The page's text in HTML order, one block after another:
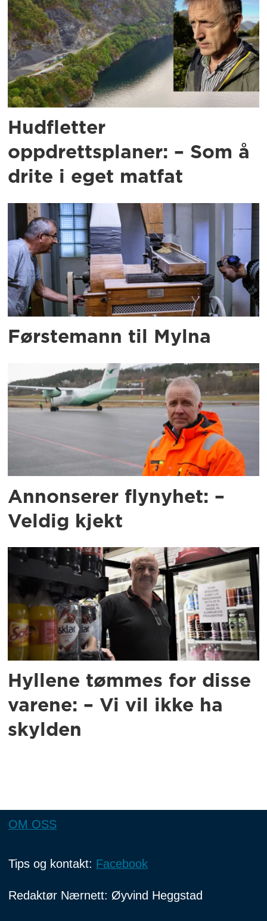
Hudfletter
oppdrettsplaner: – Som å
drite i eget matfat
Førstemann til Mylna
Annonserer flynyhet: –
Veldig kjekt
Hyllene tømmes for disse
varene: – Vi vil ikke ha
skylden
OM OSS
Tips og kontakt: Facebook
Redaktør Nærnett: Øyvind Heggstad